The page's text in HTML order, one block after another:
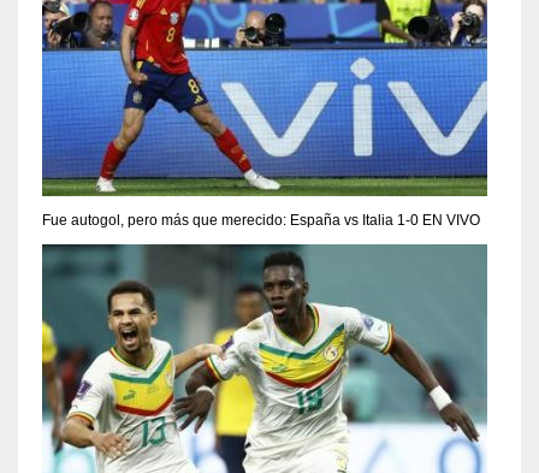
Fue autogol, pero más que merecido: España vs Italia 1-0 EN VIVO